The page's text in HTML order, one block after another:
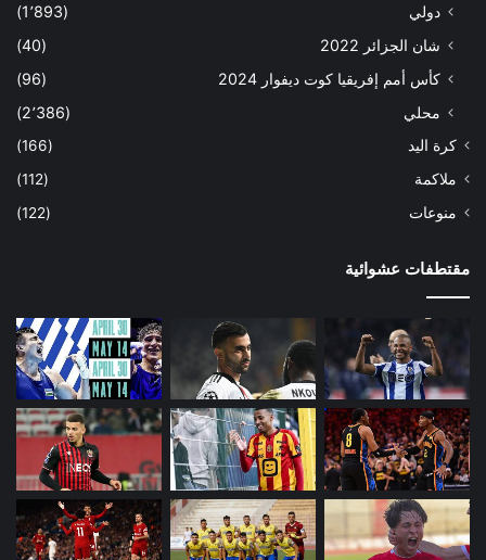
دولي
(1٬893)
شان الجزائر 2022
(40)
كأس أمم إفريقيا كوت ديفوار 2024
(96)
محلي
(2٬386)
كرة اليد
(166)
ملاكمة
(112)
منوعات
(122)
مقتطفات عشوائية